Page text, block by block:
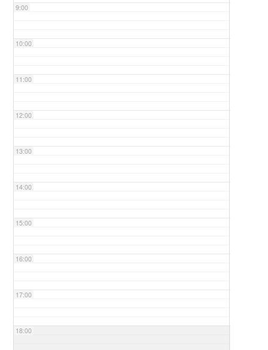
9:00
10:00
11:00
12:00
13:00
14:00
15:00
16:00
17:00
18:00